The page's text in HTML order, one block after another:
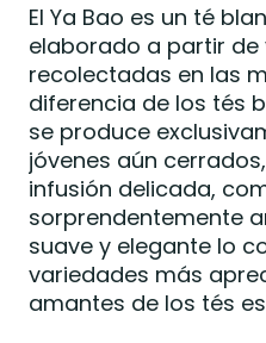
El Ya Bao es un té
elaborado a partir de
recolectadas en las
diferencia de los tés
se produce
jóvenes aún
infusión delicada,
sorprendentemente
suave y elegante lo
variedades más
amantes de los tés